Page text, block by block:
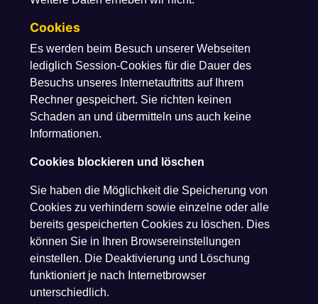
Cookies
Es werden beim Besuch unserer Webseiten
lediglich Session-Cookies für die Dauer des
Besuchs unseres Internetauftritts auf Ihrem
Rechner gespeichert. Sie richten keinen
Schaden an und übermitteln uns auch keine
Informationen.
Cookies blockieren und löschen
Sie haben die Möglichkeit die Speicherung von
Cookies zu verhindern sowie einzelne oder alle
bereits gespeicherten Cookies zu löschen. Dies
können Sie in Ihren Browsereinstellungen
einstellen. Die Deaktivierung und Löschung
funktioniert je nach Internetbrowser
unterschiedlich.